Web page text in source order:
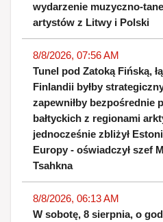
wydarzenie muzyczno-
artystów z Litwy i Polski
8/8/2026, 07:56 AM
Tunel pod Zatoką Fińską,
Finlandii byłby
zapewniłby bezpośrednie
bałtyckich z regionami
jednocześnie zbliżył
Europy - oświadczył szef
Tsahkna
8/8/2026, 06:13 AM
W sobotę, 8 sierpnia, o